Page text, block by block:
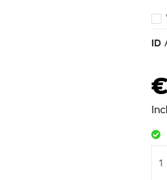
ID